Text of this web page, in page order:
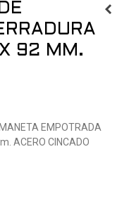
92 MM.
EMPOTRADA
ACERO CINCADO